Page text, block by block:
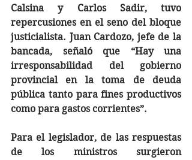
Calsina y Carlos Sadir, tuvo
repercusiones en el seno del bloque
justicialista. Juan Cardozo, jefe de la
bancada, señaló que “Hay una
irresponsabilidad del gobierno
provincial en la toma de deuda
pública tanto para fines productivos
como para gastos corrientes”.
Para el legislador, de las respuestas
de los ministros surgieron